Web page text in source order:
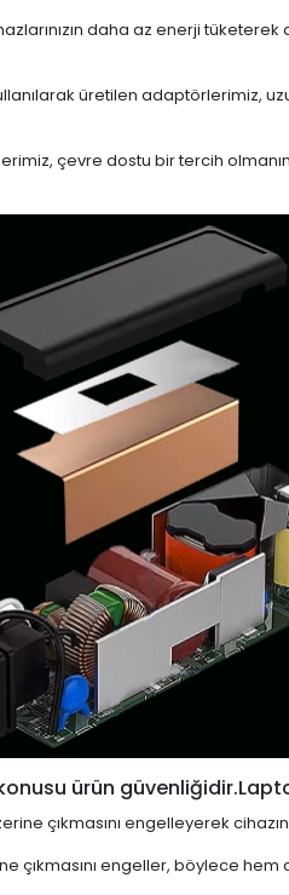
daha az enerji tüketerek
üretilen adaptörlerimiz,
çevre dostu bir tercih olmanın
ürün
çıkmasını engelleyerek
çıkmasını engeller, böylece